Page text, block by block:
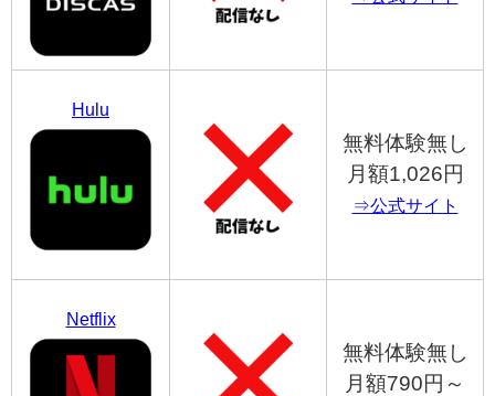
Hulu
無料体験無し
月額1,026円
⇒公式サイト
Netflix
無料体験無し
月額790円～